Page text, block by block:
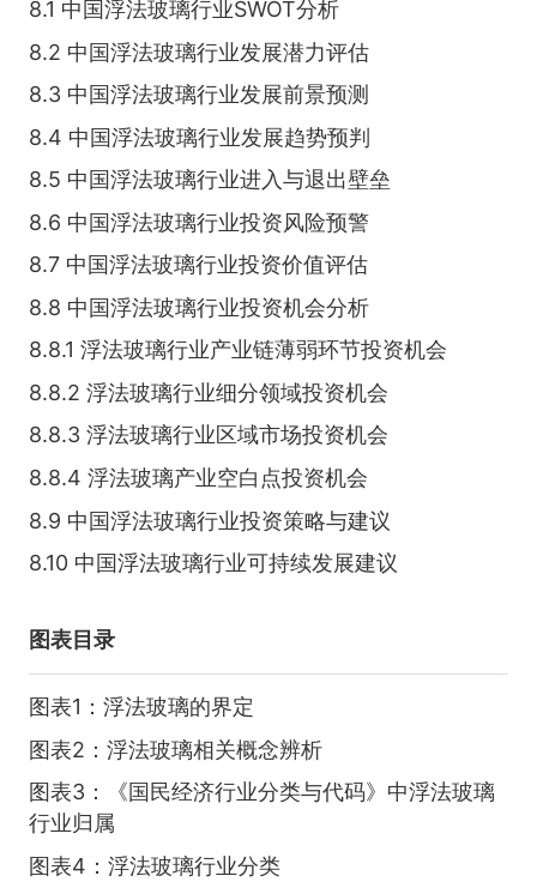
8.1 中国浮法玻璃行业SWOT分析
8.2 中国浮法玻璃行业发展潜力评估
8.3 中国浮法玻璃行业发展前景预测
8.4 中国浮法玻璃行业发展趋势预判
8.5 中国浮法玻璃行业进入与退出壁垒
8.6 中国浮法玻璃行业投资风险预警
8.7 中国浮法玻璃行业投资价值评估
8.8 中国浮法玻璃行业投资机会分析
8.8.1 浮法玻璃行业产业链薄弱环节投资机会
8.8.2 浮法玻璃行业细分领域投资机会
8.8.3 浮法玻璃行业区域市场投资机会
8.8.4 浮法玻璃产业空白点投资机会
8.9 中国浮法玻璃行业投资策略与建议
8.10 中国浮法玻璃行业可持续发展建议
图表目录
图表1：浮法玻璃的界定
图表2：浮法玻璃相关概念辨析
图表3：《国民经济行业分类与代码》中浮法玻璃
行业归属
图表4：浮法玻璃行业分类